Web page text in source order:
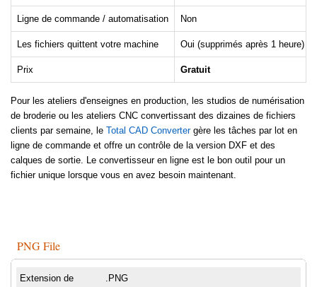
Ligne de commande / automatisation Non
Les fichiers quittent votre machine Oui (supprimés après 1 heure)
Prix Gratuit
Pour les ateliers d'enseignes en production, les studios de numérisation
de broderie ou les ateliers CNC convertissant des dizaines de fichiers
clients par semaine, le Total CAD Convertergère les tâches par lot en
ligne de commande et offre un contrôle de la version DXF et des
calques de sortie. Le convertisseur en ligne est le bon outil pour un
fichier unique lorsque vous en avez besoin maintenant.
PNG File
Extension de
.PNG